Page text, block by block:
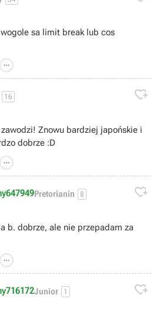
sa limit break lub cos

16 
Znowu bardziej japońskie i
dobrze :D

Pretorianin 8 
b. dobrze, ale nie przepadam za

Junior 1 